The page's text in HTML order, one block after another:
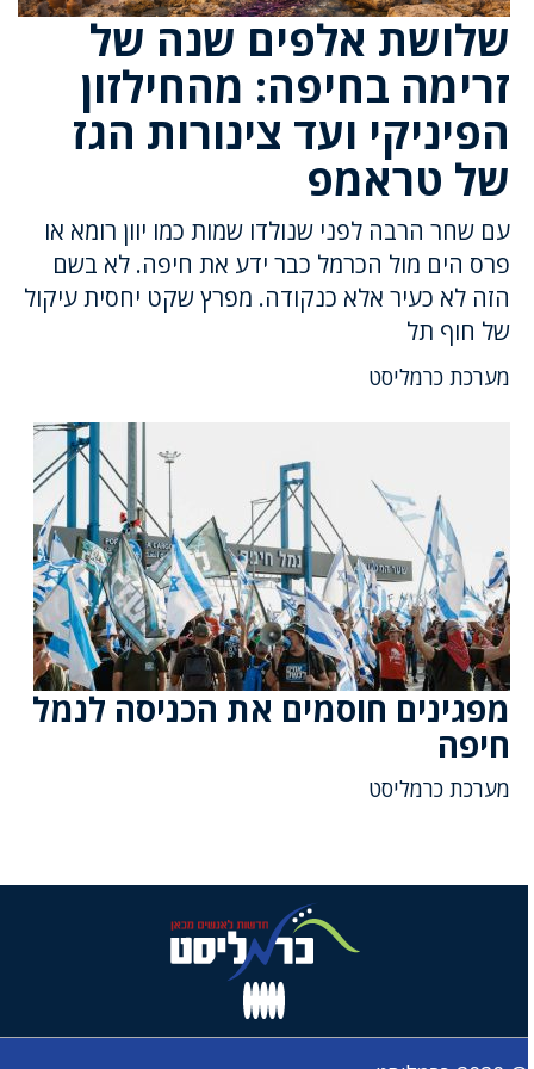
שלושת אלפים שנה של
זרימה בחיפה: מהחילזון
הפיניקי ועד צינורות הגז
של טראמפ
עם שחר הרבה לפני שנולדו שמות כמו יוון רומא או
פרס הים מול הכרמל כבר ידע את חיפה. לא בשם
הזה לא כעיר אלא כנקודה. מפרץ שקט יחסית עיקול
של חוף תל
מערכת כרמליסט
מפגינים חוסמים את הכניסה לנמל
חיפה
מערכת כרמליסט